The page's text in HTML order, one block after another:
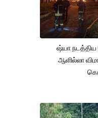
ஷ்யா நடத்திய
ஆளில்லா